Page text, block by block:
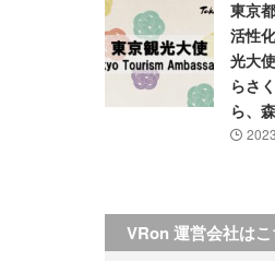
東京
活性
光大
らさ
ら、
VRon 運営会社はこ